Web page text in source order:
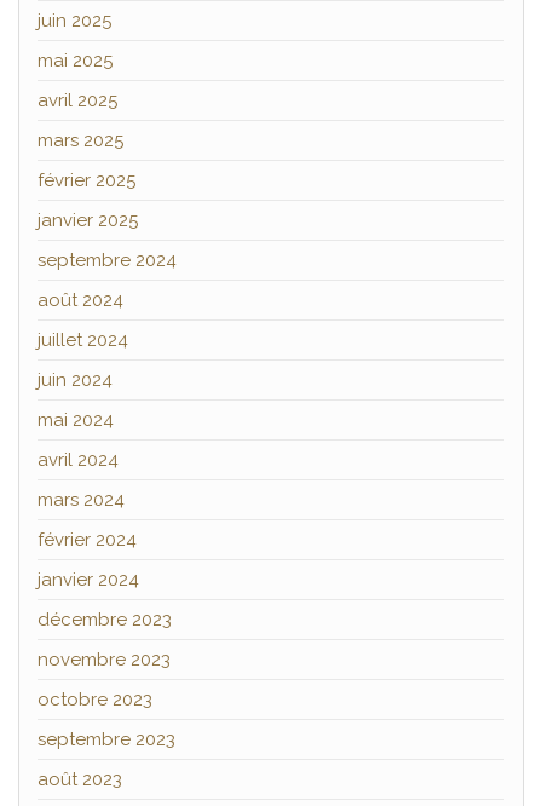
juin 2025
mai 2025
avril 2025
mars 2025
février 2025
janvier 2025
septembre 2024
août 2024
juillet 2024
juin 2024
mai 2024
avril 2024
mars 2024
février 2024
janvier 2024
décembre 2023
novembre 2023
octobre 2023
septembre 2023
août 2023